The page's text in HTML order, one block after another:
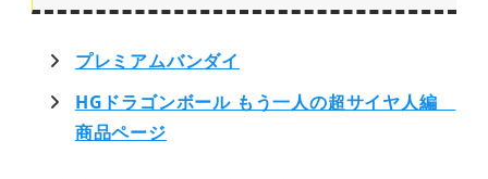
プレミアムバンダイ
HGドラゴンボール もう一人の超サイヤ人編
商品ページ